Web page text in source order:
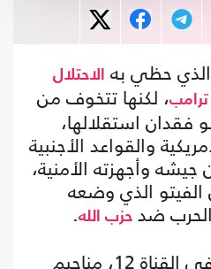
الذي حظي به الاحتلال
ترامب، لكنها تتخوف من
فقدان استقلالها،
والقواعد الأجنبية
وأجهزته الأمنية،
الذي وضعه
ضد حزب الله.
محرر الشئون الأمنية في القناة 12، مناحيم